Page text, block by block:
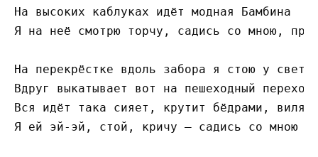
На высоких каблуках идёт модная Бамбина
Я на неё смотрю торчу, садись со мною,
На перекрёстке вдоль забора я стою у
Вдруг выкатывает вот на пешеходный переход
Вся идёт така сияет, крутит бёдрами,
Я ей эй-эй, стой, кричу – садись со мною